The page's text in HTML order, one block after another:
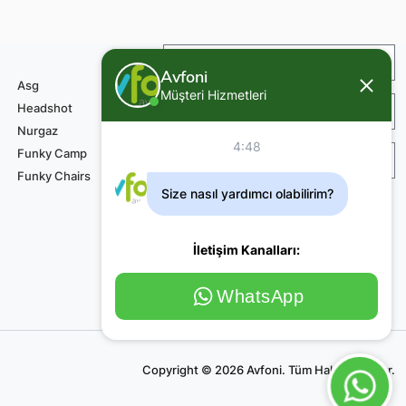
Asg
Headshot
Nurgaz
Funky Camp
Funky Chairs
Copyright © 2026 Avfoni. Tüm Haklar Saklıdır.
Avfoni
Müşteri Hizmetleri
4:48
Size nasıl yardımcı olabilirim?
İletişim Kanalları:
WhatsApp